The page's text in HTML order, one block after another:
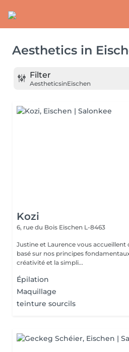
Aesthetics in
Filter
AestheticsinEischen
Kozi
6, rue du Bois Eischen L-8463
Justine et Laurence vous accueillent
basé sur nos principes
créativité et la simpli...
Épilation
Maquillage
teinture sourcils